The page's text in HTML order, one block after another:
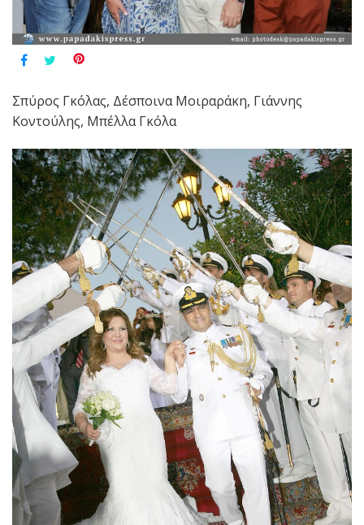
Σπύρος Γκόλας, Δέσποινα Μοιραράκη, Γιάννης
Κοντούλης, Μπέλλα Γκόλα